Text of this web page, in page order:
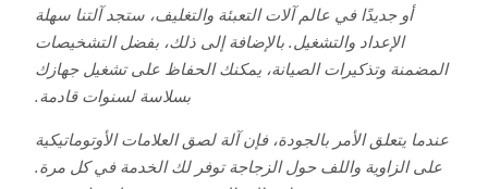
أو جديدًا في عالم آلات التعبئة والتغليف، ستجد آلتنا سهلة
الإعداد والتشغيل. بالإضافة إلى ذلك، بفضل التشخيصات
المضمنة وتذكيرات الصيانة، يمكنك الحفاظ على تشغيل جهازك
بسلاسة لسنوات قادمة.
عندما يتعلق الأمر بالجودة، فإن آلة لصق العلامات الأوتوماتيكية
على الزاوية واللف حول الزجاجة توفر لك الخدمة في كل مرة.